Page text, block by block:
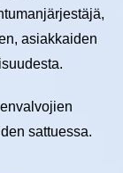
asiakkaiden
sattuessa.